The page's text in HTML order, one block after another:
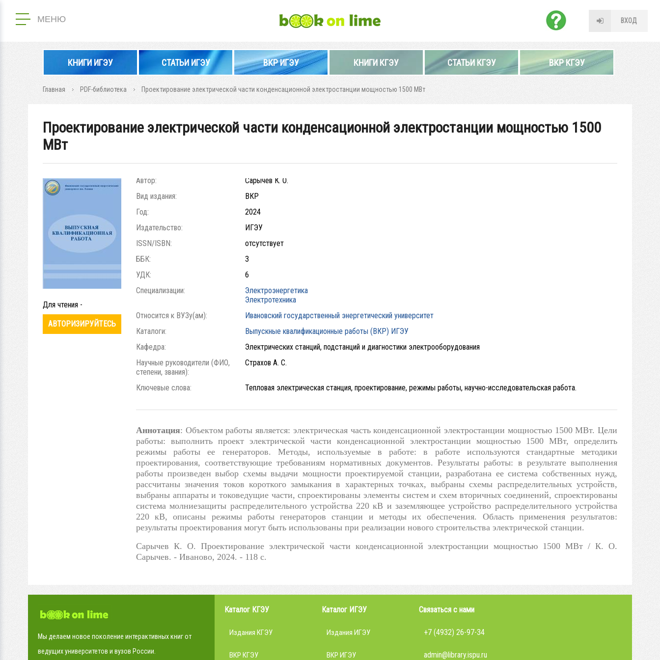
МЕНЮ ВХОД
КНИГИ ИГЭУ СТАТЬИ ИГЭУ ВКР ИГЭУ КНИГИ КГЭУ СТАТЬИ КГЭУ ВКР КГЭУ
Главная PDF-библиотека Проектирование электрической части конденсационной электростанции мощностью 1500 МВт
Проектирование электрической части конденсационной электростанции мощностью 1500
МВт
Для чтения -
АВТОРИЗИРУЙТЕСЬ
Автор:
Сарычев К. О.
Вид издания:
ВКР
Год:
2024
Издательство:
ИГЭУ
ISSN/ISBN:
отсутствует
ББК:
3
УДК:
6
Специализации:
Электроэнергетика
Электротехника
Относится к ВУЗу(ам):
Ивановский государственный энергетический университет
Каталоги:
Выпускные квалификационные работы (ВКР) ИГЭУ
Кафедра:
Электрических станций, подстанций и диагностики электрооборудования
Научные руководители (ФИО,
степени, звания):
Страхов А. С.
Ключевые слова: Тепловая электрическая станция, проектирование, режимы работы, научно-исследовательская работа.
Аннотация: Объектом работы является: электрическая часть конденсационной электростанции мощностью 1500 МВт. Цели
работы: выполнить проект электрической части конденсационной электростанции мощностью 1500 МВт, определить
режимы работы ее генераторов. Методы, используемые в работе: в работе используются стандартные методики
проектирования, соответствующие требованиям нормативных документов. Результаты работы: в результате выполнения
работы произведен выбор схемы выдачи мощности проектируемой станции, разработана ее система собственных нужд,
рассчитаны значения токов короткого замыкания в характерных точках, выбраны схемы распределительных устройств,
выбраны аппараты и токоведущие части, спроектированы элементы систем и схем вторичных соединений, спроектированы
система молниезащиты распределительного устройства 220 кВ и заземляющее устройство распределительного устройства
220 кВ, описаны режимы работы генераторов станции и методы их обеспечения. Область применения результатов:
результаты проектирования могут быть использованы при реализации нового строительства электрической станции.
Сарычев К. О. Проектирование электрической части конденсационной электростанции мощностью 1500 МВт / К. О.
Сарычев. - Иваново, 2024. - 118 с.
Мы делаем новое поколение интерактивных книг от
ведущих университетов и вузов России.
Каталог КГЭУ
Издания КГЭУ
ВКР КГЭУ
Каталог ИГЭУ
Издания ИГЭУ
ВКР ИГЭУ
Связаться с нами
+7 (4932) 26-97-34
admin@library.ispu.ru